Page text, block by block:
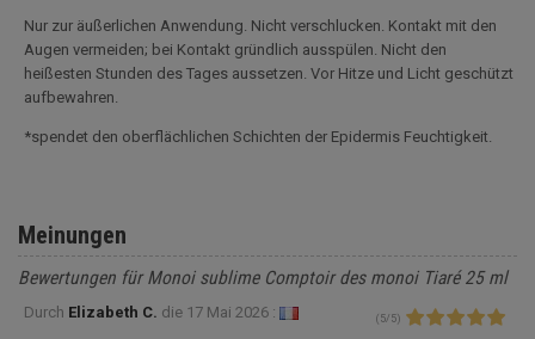
Nur zur äußerlichen Anwendung. Nicht verschlucken. Kontakt mit den
Augen vermeiden; bei Kontakt gründlich ausspülen. Nicht den
heißesten Stunden des Tages aussetzen. Vor Hitze und Licht geschützt
aufbewahren.
*spendet den oberflächlichen Schichten der Epidermis Feuchtigkeit.
Meinungen
Bewertungen für Monoi sublime Comptoir des monoi Tiaré 25 ml
Durch Elizabeth C. die 17 Mai 2026 : ( 5/ 5)